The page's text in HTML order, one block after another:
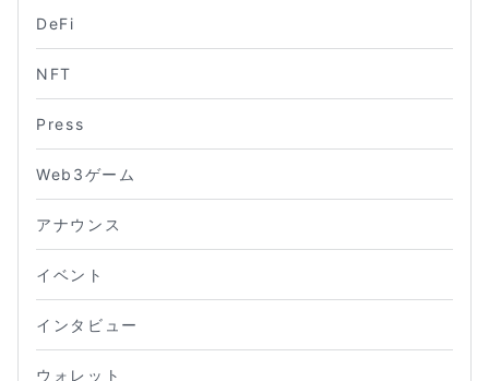
DeFi
NFT
Press
Web3ゲーム
アナウンス
イベント
インタビュー
ウォレット